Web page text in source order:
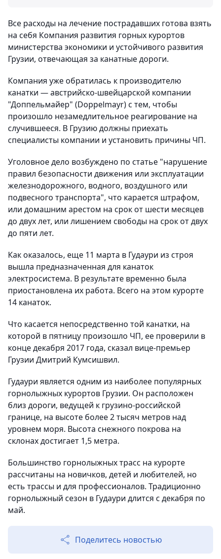
Все расходы на лечение пострадавших готова взять
на себя Компания развития горных курортов
министерства экономики и устойчивого развития
Грузии, отвечающая за канатные дороги.
Компания уже обратилась к производителю
канатки — австрийско-швейцарской компании
"Доппельмайер" (Doppelmayr) с тем, чтобы
произошло незамедлительное реагирование на
случившееся. В Грузию должны приехать
специалисты компании и установить причины ЧП.
Уголовное дело возбуждено по статье "нарушение
правил безопасности движения или эксплуатации
железнодорожного, водного, воздушного или
подвесного транспорта", что карается штрафом,
или домашним арестом на срок от шести месяцев
до двух лет, или лишением свободы на срок от двух
до пяти лет.
Как оказалось, еще 11 марта в Гудаури из строя
вышла предназначенная для канаток
электросистема. В результате временно была
приостановлена их работа. Всего на этом курорте
14 канаток.
Что касается непосредственно той канатки, на
которой в пятницу произошло ЧП, ее проверили в
конце декабря 2017 года, сказал вице-премьер
Грузии Дмитрий Кумсишвил.
Гудаури является одним из наиболее популярных
горнолыжных курортов Грузии. Он расположен
близ дороги, ведущей к грузино-российской
границе, на высоте более 2 тысяч метров над
уровнем моря. Высота снежного покрова на
склонах достигает 1,5 метра.
Большинство горнолыжных трасс на курорте
рассчитаны на новичков, детей и любителей, но
есть трассы и для профессионалов. Традиционно
горнолыжный сезон в Гудаури длится с декабря по
май.
Поделитесь новостью